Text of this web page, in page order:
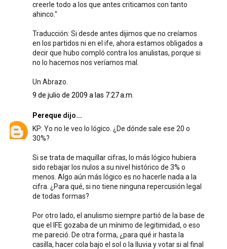
creerle todo a los que antes criticamos con tanto
ahinco."
Traducción: Si desde antes dijimos que no creíamos
en los partidos ni en el ife, ahora estamos obligados a
decir que hubo compló contra los anulistas, porque si
no lo hacemos nos veríamos mal.
Un Abrazo.
9 de julio de 2009 a las 7:27 a.m.
Perequedijo...
KP: Yo no le veo lo lógico. ¿De dónde sale ese 20 o
30%?
Si se trata de maquillar cifras, lo más lógico hubiera
sido rebajar los nulos a su nivel histórico de 3% o
menos. Algo aún más lógico es no hacerle nada a la
cifra. ¿Para qué, si no tiene ninguna repercusión legal
de todas formas?
Por otro lado, el anulismo siempre partió de la base de
que el IFE gozaba de un mínimo de legitimidad, o eso
me pareció. De otra forma, ¿para qué ir hasta la
casilla, hacer cola bajo el sol o la lluvia y votar si al final